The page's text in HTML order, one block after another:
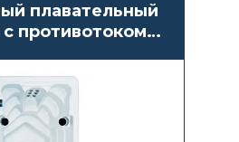
плавательный
противотоком